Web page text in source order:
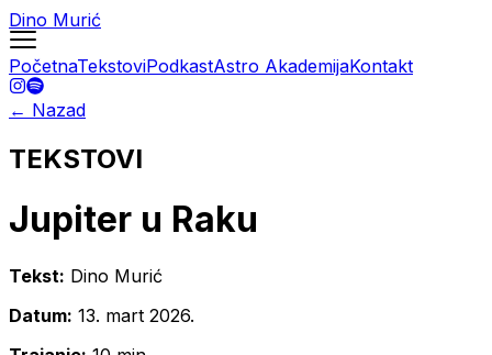
Dino Murić
PočetnaTekstoviPodkastAstro AkademijaKontakt
← Nazad
TEKSTOVI
Jupiter u Raku
Tekst: Dino Murić
Datum: 13. mart 2026.